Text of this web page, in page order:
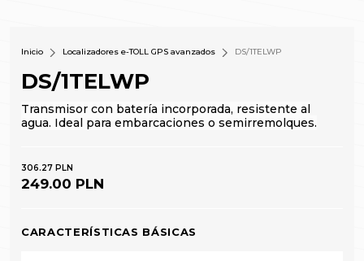
Inicio Localizadores e-TOLL GPS avanzados DS/1TELWP
DS/1TELWP
Transmisor con batería incorporada, resistente al
agua. Ideal para embarcaciones o semirremolques.
306.27 PLN
249.00 PLN
CARACTERÍSTICAS BÁSICAS